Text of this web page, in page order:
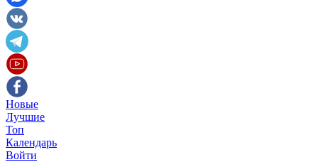
Новые
Лучшие
Топ
Календарь
Войти